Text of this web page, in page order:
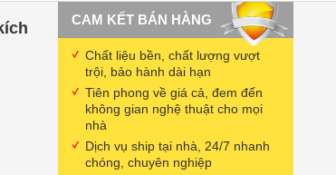
CAM KẾT BÁN HÀNG
Chất liệu bền, chất lượng vượt
trội, bảo hành dài hạn
Tiên phong về giá cả, đem đến
không gian nghệ thuật cho mọi
nhà
Dịch vụ ship tại nhà, 24/7 nhanh
chóng, chuyên nghiệp